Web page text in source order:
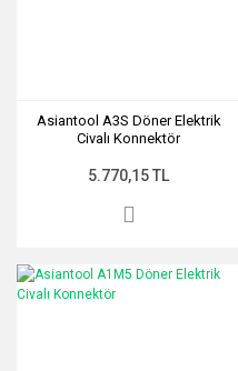
Asiantool A3S Döner Elektrik
Civalı Konnektör
5.770,15 TL